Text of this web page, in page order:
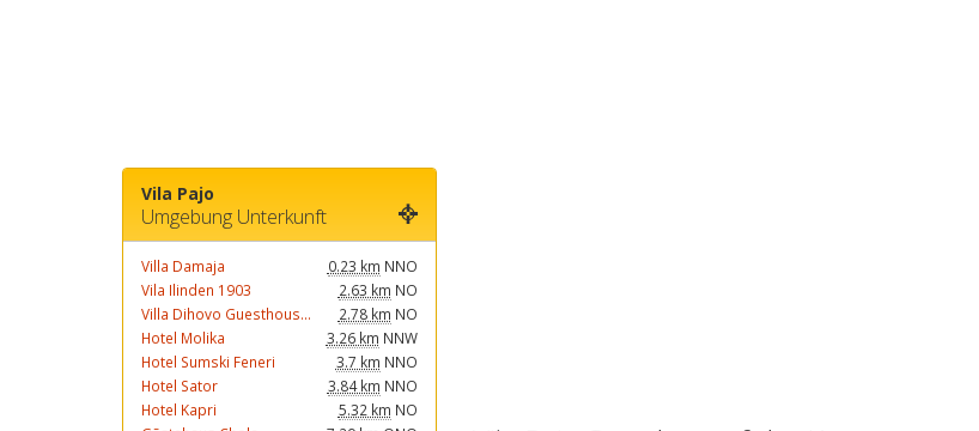
Vila Pajo
Umgebung Unterkunft
Villa Damaja 0.23 km NNO
Vila Ilinden 1903
2.63 km NO
Villa Dihovo Guesthous...
2.78 km NO
Hotel Molika
3.26 km NNW
Hotel Sumski Feneri
3.7 km NNO
Hotel Sator
3.84 km NNO
Hotel Kapri
5.32 km NO